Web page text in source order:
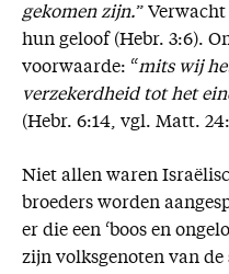
gekomen zijn.”
hun geloof (Hebr. 3:6).
voorwaarde: “mits wij
verzekerdheid tot het
(Hebr. 6:14, vgl. Matt.
Niet allen waren
broeders worden
er die een ‘boos en
zijn volksgenoten van